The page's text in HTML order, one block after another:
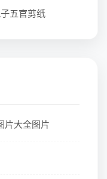
五官剪纸
片大全图片